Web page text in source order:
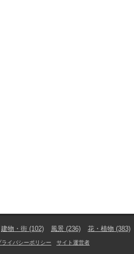
建物・街 (102) 風景 (236) 花・植物 (383)
ライバシーポリシー サイト運営者